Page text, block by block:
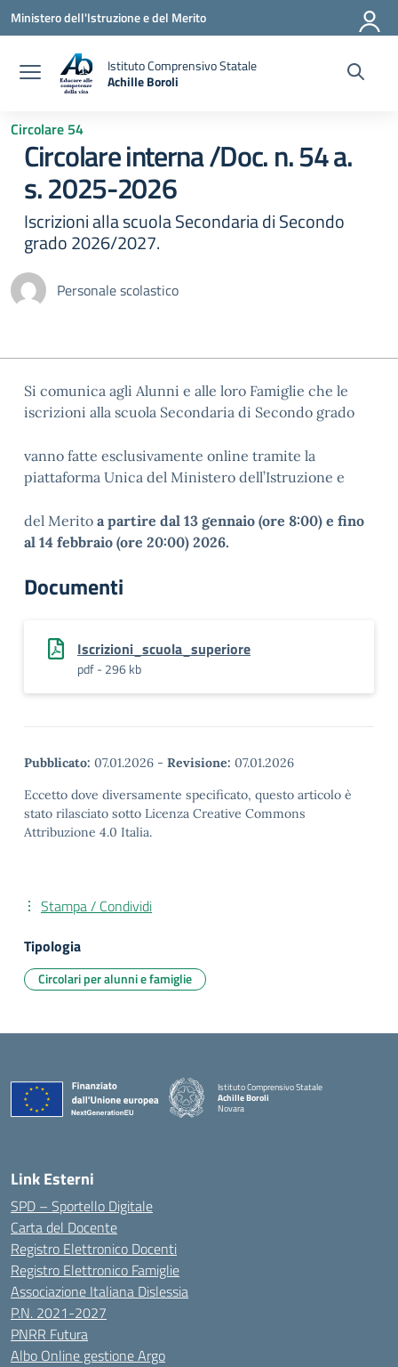
Vai ai contenuti
Vai al menu di navigazione
Vai al footer
Ministero dell'Istruzione e del Merito
Istituto Comprensivo Statale
Achille Boroli
Circolare 54
Circolare interna /Doc. n. 54 a.
s. 2025-2026
Iscrizioni alla scuola Secondaria di Secondo
grado 2026/2027.
Personale scolastico
Si comunica agli Alunni e alle loro Famiglie che le
iscrizioni alla scuola Secondaria di Secondo grado
vanno fatte esclusivamente online tramite la
piattaforma Unica del Ministero dell’Istruzione e
del Merito a partire dal 13 gennaio (ore 8:00) e fino
al 14 febbraio (ore 20:00) 2026.
Documenti
Iscrizioni_scuola_superiore
pdf - 296 kb
Pubblicato: 07.01.2026 - Revisione: 07.01.2026
Eccetto dove diversamente specificato, questo articolo è
stato rilasciato sotto Licenza Creative Commons
Attribuzione 4.0 Italia.
Stampa / Condividi
Tipologia
Circolari per alunni e famiglie
Istituto Comprensivo Statale
Achille Boroli
Novara
Link Esterni
SPD – Sportello Digitale
Carta del Docente
Registro Elettronico Docenti
Registro Elettronico Famiglie
Associazione Italiana Dislessia
P.N. 2021-2027
PNRR Futura
Albo Online gestione Argo